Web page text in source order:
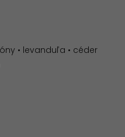
• levanduľa • céder